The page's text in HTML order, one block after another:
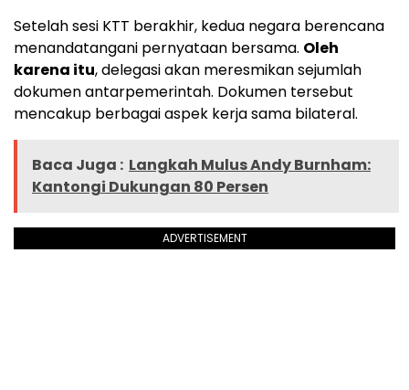
Setelah sesi KTT berakhir, kedua negara berencana
menandatangani pernyataan bersama. Oleh
karena itu, delegasi akan meresmikan sejumlah
dokumen antarpemerintah. Dokumen tersebut
mencakup berbagai aspek kerja sama bilateral.
Baca Juga : Langkah Mulus Andy Burnham:
Kantongi Dukungan 80 Persen
ADVERTISEMENT